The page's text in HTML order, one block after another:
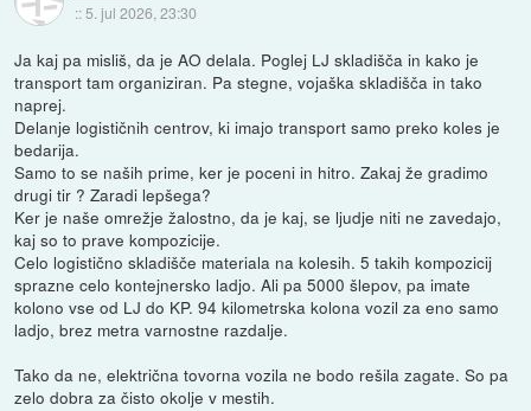
:: 5. jul 2026, 23:30
Ja kaj pa misliš, da je AO delala. Poglej LJ skladišča in kako je
transport tam organiziran. Pa stegne, vojaška skladišča in tako
naprej.
Delanje logističnih centrov, ki imajo transport samo preko koles je
bedarija.
Samo to se naših prime, ker je poceni in hitro. Zakaj že gradimo
drugi tir ? Zaradi lepšega?
Ker je naše omrežje žalostno, da je kaj, se ljudje niti ne zavedajo,
kaj so to prave kompozicije.
Celo logistično skladišče materiala na kolesih. 5 takih kompozicij
sprazne celo kontejnersko ladjo. Ali pa 5000 šlepov, pa imate
kolono vse od LJ do KP. 94 kilometrska kolona vozil za eno samo
ladjo, brez metra varnostne razdalje.
Tako da ne, električna tovorna vozila ne bodo rešila zagate. So pa
zelo dobra za čisto okolje v mestih.